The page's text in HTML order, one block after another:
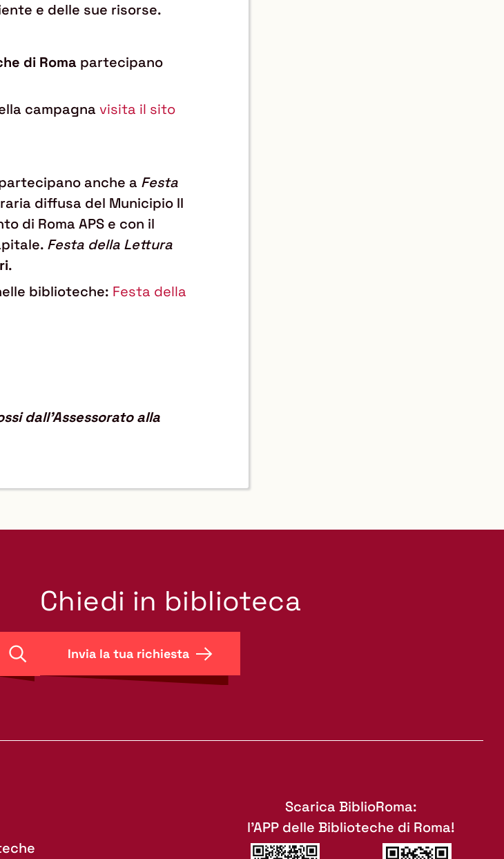
e delle sue risorse.
di Roma partecipano
campagnavisita il sito
anche a Festa
diffusa del Municipio II
di Roma APS e con il
Festa della Lettura
.
biblioteche: Festa della
dall'Assessoratoalla
Cerca
Chiedi in biblioteca
Invia la tua richiesta
Scarica BiblioRoma:
l'APP delle Biblioteche di Roma!